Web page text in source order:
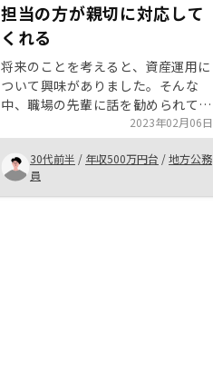
担当の方が親切に対応して
くれる
将来のことを考えると、資産運用に
ついて興味がありました。そんな
中、職場の先輩に話を勧められてリ
ノシーの担当の方と面談を行ったと
ころ、少しずつ不動産投資について
不安もなくなり、購入を決めまし
た。親切に担当の方も話を進めてい
ただき感謝です。
2023年02月06日
30代前半 / 年収500万円台 /地方公務
員